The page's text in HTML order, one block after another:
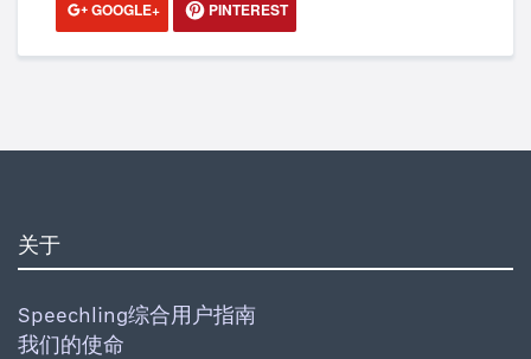
GOOGLE+
PINTEREST
关于
Speechling综合用户指南
我们的使命